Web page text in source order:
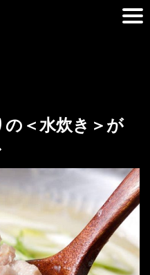
＜水炊き＞が